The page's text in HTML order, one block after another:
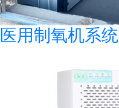
医用制氧机系统